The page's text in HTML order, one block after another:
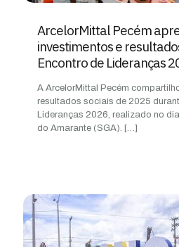
ArcelorMittal Pecém
investimentos e
Encontro de Lideranças
A ArcelorMittal Pecém
resultados sociais de 2025
Lideranças 2026, realizado no
do Amarante (SGA). […]